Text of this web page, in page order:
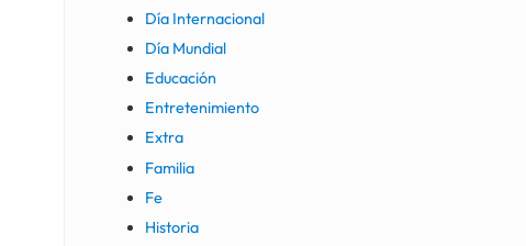
Día Internacional
Día Mundial
Educación
Entretenimiento
Extra
Familia
Fe
Historia